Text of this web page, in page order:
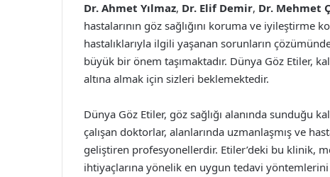
Dr. Ahmet Yılmaz, Dr. Elif Demir, Dr. Mehmet
hastalarının göz sağlığını koruma ve iyileştirme
hastalıklarıyla ilgili yaşanan sorunların
büyük bir önem taşımaktadır. Dünya Göz Etiler,
altına almak için sizleri beklemektedir.
Dünya Göz Etiler, göz sağlığı alanında sunduğu
çalışan doktorlar, alanlarında uzmanlaşmış ve
geliştiren profesyonellerdir. Etiler’deki bu klinik,
ihtiyaçlarına yönelik en uygun tedavi yöntemlerini